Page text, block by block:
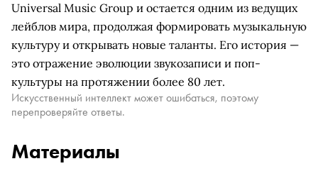
Universal Music Group и остается одним из ведущих
лейблов мира, продолжая формировать музыкальную
культуру и открывать новые таланты. Его история —
это отражение эволюции звукозаписи и поп-
культуры на протяжении более 80 лет.
Искусственный интеллект может ошибаться, поэтому
перепроверяйте ответы.
Материалы